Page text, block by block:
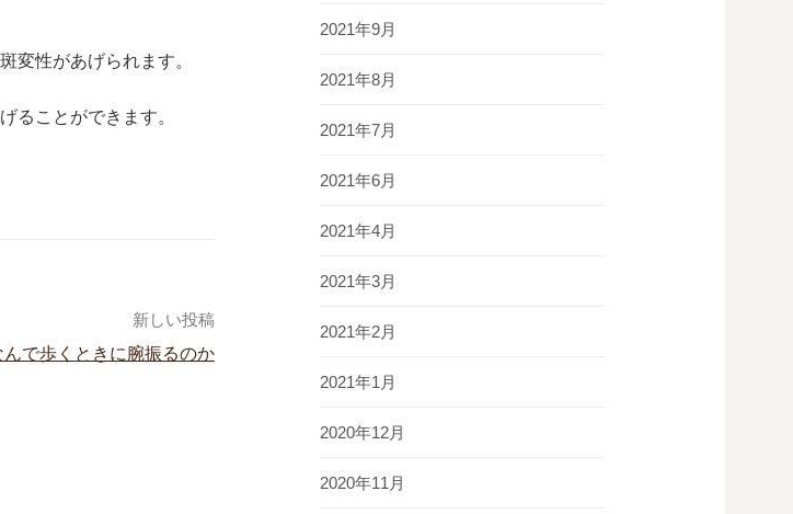
変性があげられます。
ることができます。
新しい投稿
んで歩くときに腕振るのか
2021年9月
2021年8月
2021年7月
2021年6月
2021年4月
2021年3月
2021年2月
2021年1月
2020年12月
2020年11月